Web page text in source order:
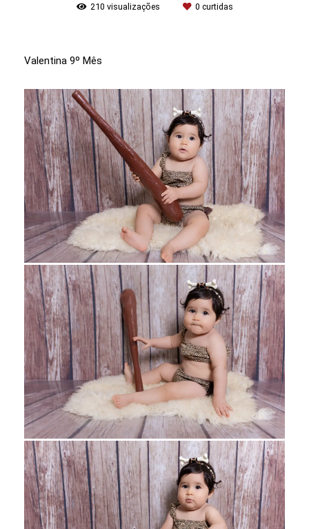
210 visualizações 0 curtidas
Valentina 9º Mês